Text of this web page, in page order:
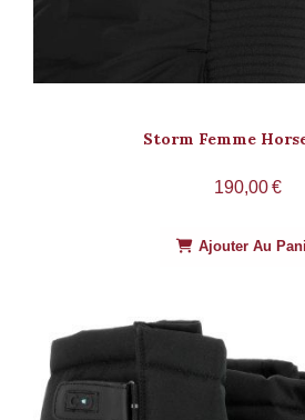
Storm Femme
190,00€
Ajouter Au